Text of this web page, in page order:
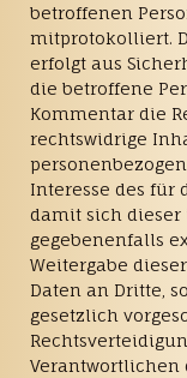
betroffenen
mitprotokolliert.
erfolgt aus
die betroffene
Kommentar die
rechtswidrige
Interesse des für
damit sich
gegebenenfalls
Weitergabe
Daten an Dritte,
gesetzlich
Verantwortlichen